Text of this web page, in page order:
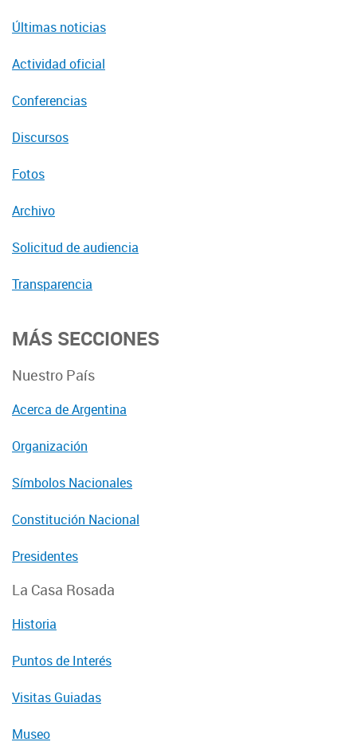
Últimas noticias
Actividad oficial
Conferencias
Discursos
Fotos
Archivo
Solicitud de audiencia
Transparencia
MÁS SECCIONES
Nuestro País
Acerca de Argentina
Organización
Símbolos Nacionales
Constitución Nacional
Presidentes
La Casa Rosada
Historia
Puntos de Interés
Visitas Guiadas
Museo